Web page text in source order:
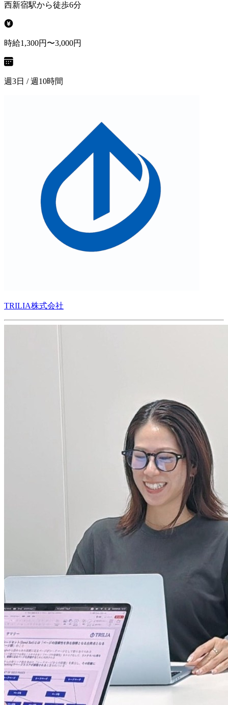
西新宿駅から徒歩6分
時給1,300円〜3,000円
週3日 / 週10時間
TRILIA株式会社